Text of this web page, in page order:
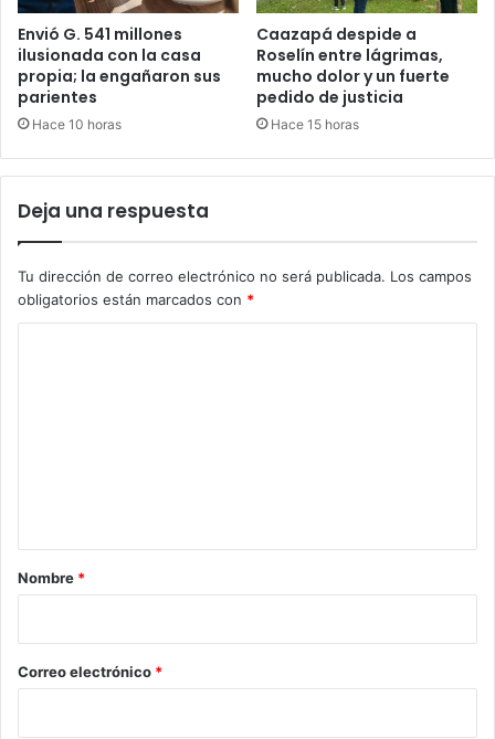
Envió G. 541 millones
ilusionada con la casa
propia; la engañaron sus
parientes
Hace 10 horas
Caazapá despide a
Roselín entre lágrimas,
mucho dolor y un fuerte
pedido de justicia
Hace 15 horas
Deja una respuesta
Tu dirección de correo electrónico no será publicada. Los campos
obligatorios están marcados con *
r
*
Nombre *
Correo electrónico *